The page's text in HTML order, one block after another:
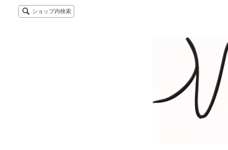
ショップ内検索